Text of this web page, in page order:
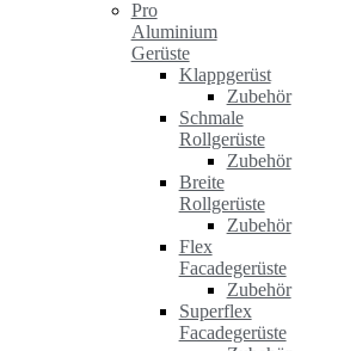
Pro
Aluminium
Gerüste
Klappgerüst
Zubehör
Schmale
Rollgerüste
Zubehör
Breite
Rollgerüste
Zubehör
Flex
Facadegerüste
Zubehör
Superflex
Facadegerüste